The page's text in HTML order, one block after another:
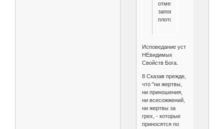
отмены
заповеди
плотской?
Исповедание уст
НЕвидимых
Свойств Бога.
8 Сказав прежде,
что "ни жертвы,
ни приношения,
ни всесожжений,
ни жертвы за
грех, - которые
приносятся по